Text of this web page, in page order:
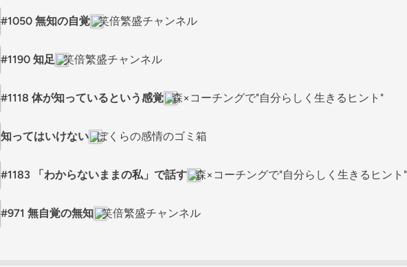
#1050 無知の自覚 笑倍繁盛チャンネル
#1190 知足 笑倍繁盛チャンネル
#1118 体が知っているという感覚 森×コーチングで"自分らしく生きるヒント"
知ってはいけない ぼくらの感情のゴミ箱
#1183 「わからないままの私」で話す 森×コーチングで"自分らしく生きるヒント"
#971 無自覚の無知 笑倍繁盛チャンネル